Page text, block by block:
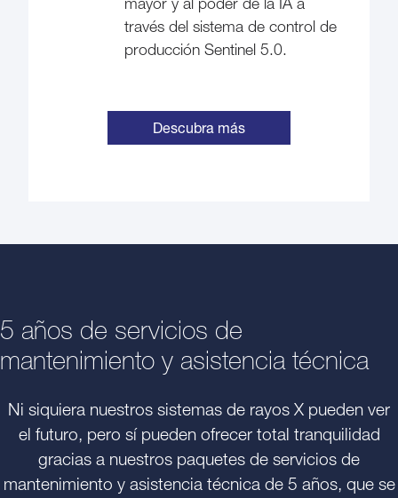
través del sistema de control de
producción Sentinel 5.0.
Descubra más
5 años de servicios de
mantenimiento y asistencia técnica
Ni siquiera nuestros sistemas de rayos X pueden ver
el futuro, pero sí pueden ofrecer total tranquilidad
gracias a nuestros paquetes de servicios de
mantenimiento y asistencia técnica de 5 años, que se